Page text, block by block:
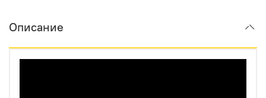
Описание